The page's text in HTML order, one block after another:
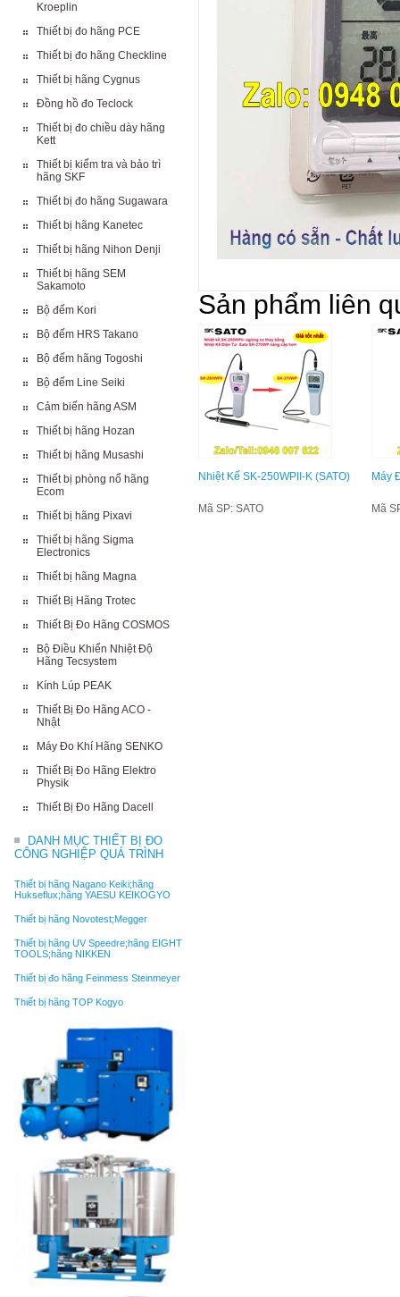
Kroeplin
Thiết bị đo hãng PCE
Thiết bị đo hãng Checkline
Thiết bị hãng Cygnus
Đồng hồ đo Teclock
Thiết bị đo chiều dày hãng
Kett
Thiết bị kiểm tra và bảo trì
hãng SKF
Thiết bị đo hãng Sugawara
Thiết bị hãng Kanetec
Thiết bị hãng Nihon Denji
Thiết bị hãng SEM
Sakamoto
Bộ đếm Kori
Bộ đếm HRS Takano
Bộ đếm hãng Togoshi
Bộ đếm Line Seiki
Cảm biến hãng ASM
Thiết bị hãng Hozan
Thiết bị hãng Musashi
Thiết bị phòng nổ hãng
Ecom
Thiết bị hãng Pixavi
Thiết bị hãng Sigma
Electronics
Thiết bị hãng Magna
Thiết Bị Hãng Trotec
Thiết Bị Đo Hãng COSMOS
Bộ Điều Khiển Nhiệt Độ
Hãng Tecsystem
Kính Lúp PEAK
Thiết Bị Đo Hãng ACO -
Nhật
Máy Đo Khí Hãng SENKO
Thiết Bị Đo Hãng Elektro
Physik
Thiết Bị Đo Hãng Dacell
DANH MỤC THIẾT BỊ ĐO
CÔNG NGHIỆP QUÁ TRÌNH
Thiết bị hãng Nagano Keiki;hãng
Hukseflux;hãng YAESU KEIKOGYO
Thiết bị hãng Novotest;Megger
Thiết bị hãng UV Speedre;hãng EIGHT
TOOLS;hãng NIKKEN
Thiết bị đo hãng Feinmess Steinmeyer
Thiết bị hãng TOP Kogyo
Sản phẩm liên
Nhiệt Kế SK-250WPII-K (SATO)
Mã SP: SATO
Máy
Mã